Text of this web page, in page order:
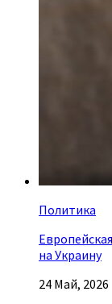
Политика
на Украину
24 Май, 2026